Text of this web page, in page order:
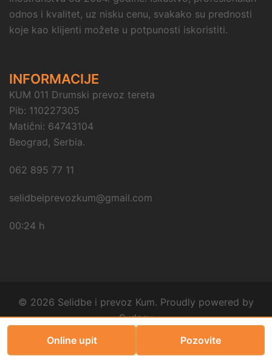
Online upit Pozovite
odnos i kvalitet, uz nisku cenu, svakako su prednosti
koje kao klijenti možete u potpunosti iskoristiti.
INFORMACIJE
KUM 011 Drumski prevoz tereta
Pib: 110227305
Matični: 64743104
Beograd, Serbia.
062 895 77 11
selidbeiprevozkum@gmail.com
00:24 h
© 2026 Selidbe i prevoz Kum. Proudly powered by
Sydney